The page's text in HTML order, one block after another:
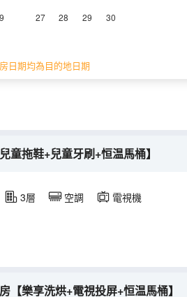
27 28 29 30
日期均為目的地日期
【零壓記憶枕+恒温馬桶+電視投屏】
3層 空調
童拖鞋+兒童牙刷+恒温馬桶】
3層 空調 電視機
【樂享洗烘+電視投屏+恒温馬桶】